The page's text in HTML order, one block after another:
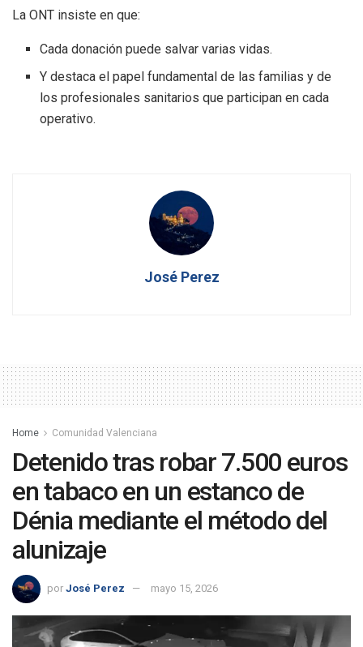
La ONT insiste en que:
Cada donación puede salvar varias vidas.
Y destaca el papel fundamental de las familias y de
los profesionales sanitarios que participan en cada
operativo.
José Perez
Home Comunidad Valenciana
Detenido tras robar 7.500 euros
en tabaco en un estanco de
Dénia mediante el método del
alunizaje
por José Perez mayo 15, 2026